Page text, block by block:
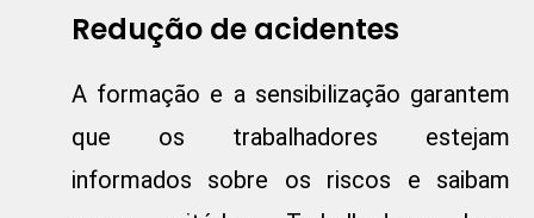
Redução de acidentes
A formação e a sensibilização garantem
que os trabalhadores estejam
informados sobre os riscos e saibam